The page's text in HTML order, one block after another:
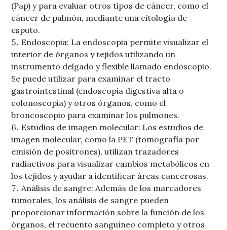
(Pap) y para evaluar otros tipos de cáncer, como el
cáncer de pulmón, mediante una citología de
esputo.
Endoscopia: La endoscopia permite visualizar el
interior de órganos y tejidos utilizando un
instrumento delgado y flexible llamado endoscopio.
Se puede utilizar para examinar el tracto
gastrointestinal (endoscopia digestiva alta o
colonoscopia) y otros órganos, como el
broncoscopio para examinar los pulmones.
Estudios de imagen molecular: Los estudios de
imagen molecular, como la PET (tomografía por
emisión de positrones), utilizan trazadores
radiactivos para visualizar cambios metabólicos en
los tejidos y ayudar a identificar áreas cancerosas.
Análisis de sangre: Además de los marcadores
tumorales, los análisis de sangre pueden
proporcionar información sobre la función de los
órganos, el recuento sanguíneo completo y otros